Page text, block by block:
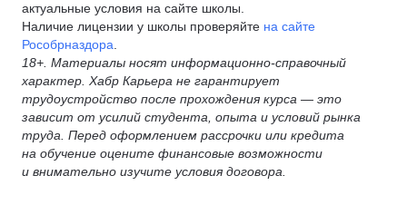
актуальные условия на сайте школы.
Наличие лицензии у школы проверяйте на сайте
Рособрназдора
18+. Материалы носят информационно-справочный
характер. Хабр Карьера не гарантирует
трудоустройство после прохождения курса — это
зависит от усилий студента, опыта и условий рынка
труда. Перед оформлением рассрочки или кредита
на обучение оцените финансовые возможности
и внимательно изучите условия договора.